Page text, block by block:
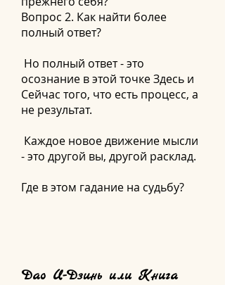
Вопрос 2. Как найти более
полный ответ?
Но полный ответ - это
осознание в этой точке Здесь и
Сейчас того, что есть процесс, а
не результат.
Каждое новое движение мысли
- это другой вы, другой расклад.
Где в этом гадание на судьбу?
Дао И-Дзинь или Книга